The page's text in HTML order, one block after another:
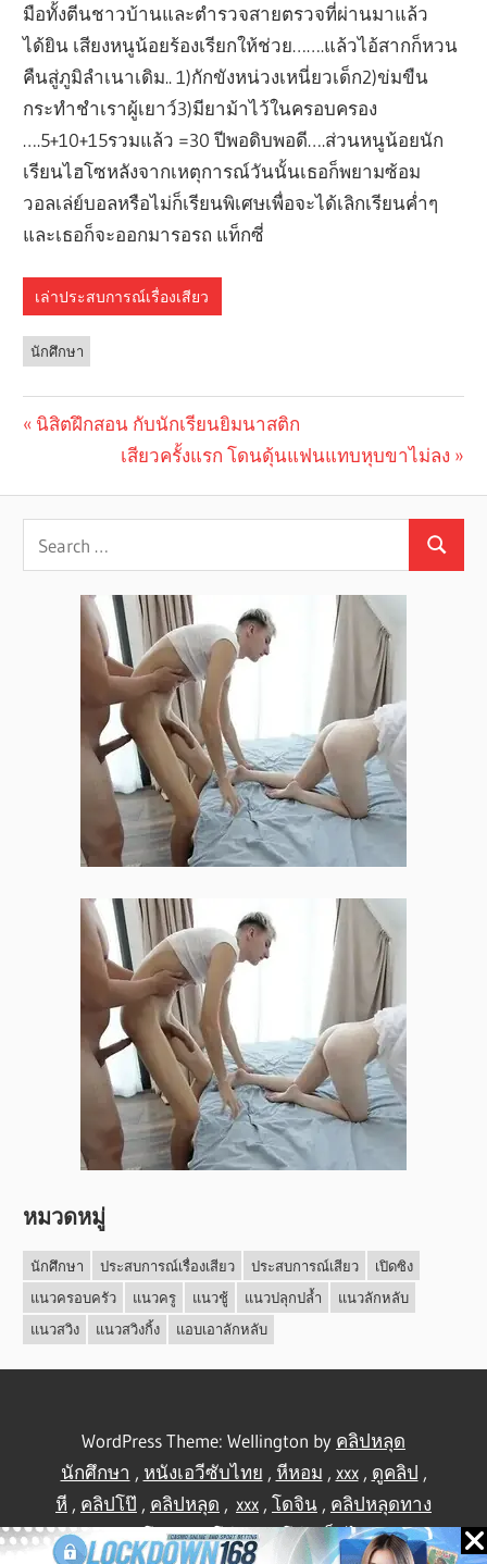
มือทั้งตีนชาวบ้านและตำรวจสายตรวจที่ผ่านมาแล้ว
ได้ยิน เสียงหนูน้อยร้องเรียกให้ช่วย…….แล้วไอ้สากก็หวน
คืนสู่ภูมิลำเนาเดิม.. 1)กักขังหน่วงเหนี่ยวเด็ก2)ข่มขืน
กระทำชำเราผู้เยาว์3)มียาม้าไว้ในครอบครอง
….5+10+15รวมแล้ว =30 ปีพอดิบพอดี….ส่วนหนูน้อยนัก
เรียนไฮโซหลังจากเหตุการณ์วันนั้นเธอก็พยามซ้อม
วอลเล่ย์บอลหรือไม่ก็เรียนพิเศษเพื่อจะได้เลิกเรียนค่ำๆ
และเธอก็จะออกมารอรถ แท็กซี่
เล่าประสบการณ์เรื่องเสียว
นักศึกษา
navigation
Previous
นิสิตฝึกสอน กับนักเรียนยิมนาสติก
Next
เสียวครั้งแรก โดนดุ้นแฟนแทบหุบขาไม่ลง
หมวดหมู่
นักศึกษา ประสบการณ์เรื่องเสียว ประสบการณ์เสียว
เปิดซิง
แนวครอบครัว
แนวครู แนวชู้ แนวปลุกปล้ำ
แนวลักหลับ
แนวสวิง
แนวสวิงกิ้ง แอบเอาลักหลับ
WordPress Theme: Wellington by คลิปหลุด
นักศึกษา , หนังเอวีซับไทย , หีหอม , xxx, ดูคลิป ,
หี , คลิปโป๊ , คลิปหลุด , xxx , โดจิน , คลิปหลุดทาง
บ้าน ,คลิปโป้ ,คลิปโป๊,คลิปโป๊,เย็ดไทย,คลิป